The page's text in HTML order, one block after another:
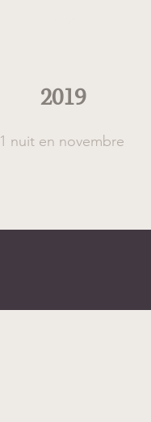
2019
1 nuit en novembre